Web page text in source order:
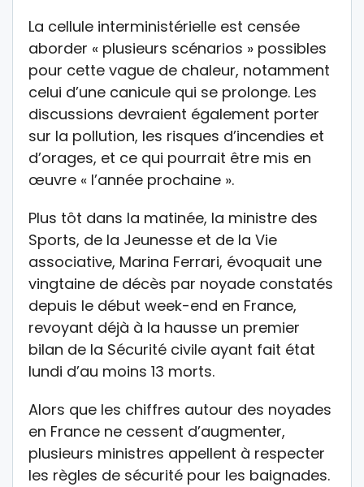
La cellule interministérielle est censée
aborder « plusieurs scénarios » possibles
pour cette vague de chaleur, notamment
celui d’une canicule qui se prolonge. Les
discussions devraient également porter
sur la pollution, les risques d’incendies et
d’orages, et ce qui pourrait être mis en
œuvre « l’année prochaine ».
Plus tôt dans la matinée, la ministre des
Sports, de la Jeunesse et de la Vie
associative, Marina Ferrari, évoquait une
vingtaine de décès par noyade constatés
depuis le début week-end en France,
revoyant déjà à la hausse un premier
bilan de la Sécurité civile ayant fait état
lundi d’au moins 13 morts.
Alors que les chiffres autour des noyades
en France ne cessent d’augmenter,
plusieurs ministres appellent à respecter
les règles de sécurité pour les baignades.